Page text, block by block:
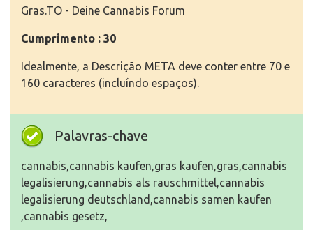
Gras.TO - Deine Cannabis Forum
Cumprimento : 30
Idealmente, a Descrição META deve conter entre 70 e
160 caracteres (incluíndo espaços).
Palavras-chave
cannabis,cannabis kaufen,gras kaufen,gras,cannabis
legalisierung,cannabis als rauschmittel​,cannabis
legalisierung deutschland​,cannabis samen kaufen​
,cannabis gesetz​,